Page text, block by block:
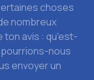
choses
nombreux
ton avis : qu'est-
nous
envoyer un